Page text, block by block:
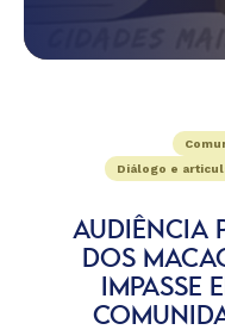
Diálogo e
AUDIÊNCIA
DOS
IMPASSE